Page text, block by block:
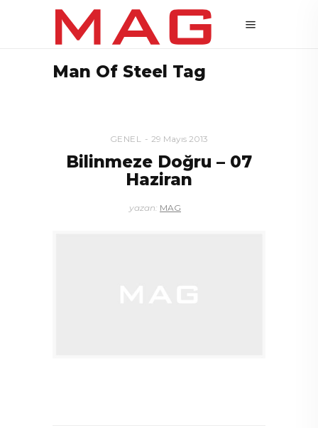
Man Of Steel Tag
GENEL 29 Mayıs 2013
Bilinmeze Doğru – 07
Haziran
yazan: MAG